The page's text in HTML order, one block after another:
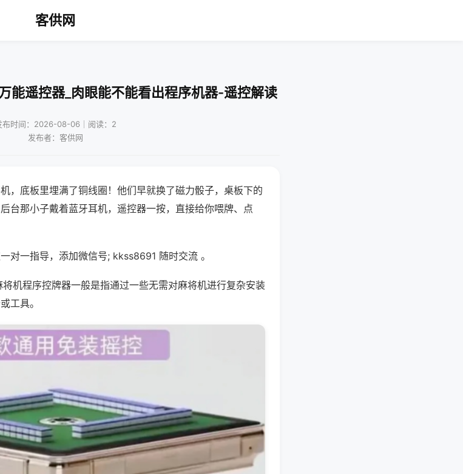
客供网
能遥控器_肉眼能不能看出程序机器-遥控解读
布时间：2026-08-06｜阅读：2
发布者：客供网
，底板里埋满了铜线圈！他们早就换了磁力骰子，桌板下的
台那小子戴着蓝牙耳机，遥控器一按，直接给你喂牌、点
对一指导，添加微信号; kkss8691 随时交流 。
机程序控牌器一般是指通过一些无需对麻将机进行复杂安装
工具。